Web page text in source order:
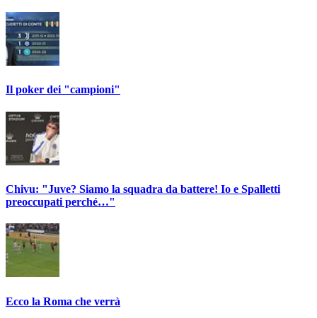
Il poker dei "campioni"
Chivu: "Juve? Siamo la squadra da battere! Io e Spalletti
preoccupati perché…"
Ecco la Roma che verrà